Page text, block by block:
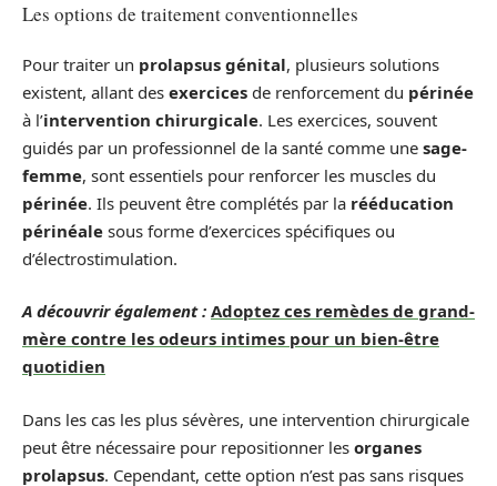
Les options de traitement conventionnelles
Pour traiter un prolapsus génital, plusieurs solutions
existent, allant des exercices de renforcement du périnée
à l’intervention chirurgicale. Les exercices, souvent
guidés par un professionnel de la santé comme une sage-
femme, sont essentiels pour renforcer les muscles du
périnée. Ils peuvent être complétés par la rééducation
périnéale sous forme d’exercices spécifiques ou
d’électrostimulation.
A découvrir également : Adoptez ces remèdes de grand-
mère contre les odeurs intimes pour un bien-être
quotidien
Dans les cas les plus sévères, une intervention chirurgicale
peut être nécessaire pour repositionner les organes
prolapsus. Cependant, cette option n’est pas sans risques